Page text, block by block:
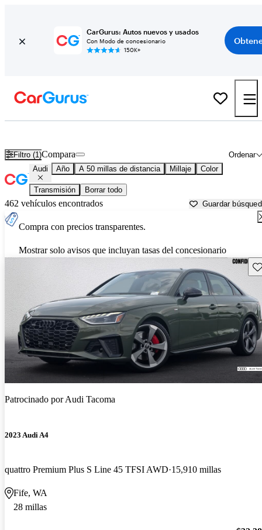
CarGurus: Autos nuevos y usados
Con Modo de concesionario
150K+
Filtro (1) Ordenar
Compara
Audi Año A 50 millas de distancia Millaje Color
Transmisión Borrar todo
462 vehículos encontrados Guardar
Compra con precios transparentes.
Mostrar solo avisos que incluyan tasas del concesionario
Patrocinado porAudi Tacoma
2023 Audi A4
quattro Premium Plus S Line 45 TFSI AWD 15,910 millas
Fife, WA
28 millas